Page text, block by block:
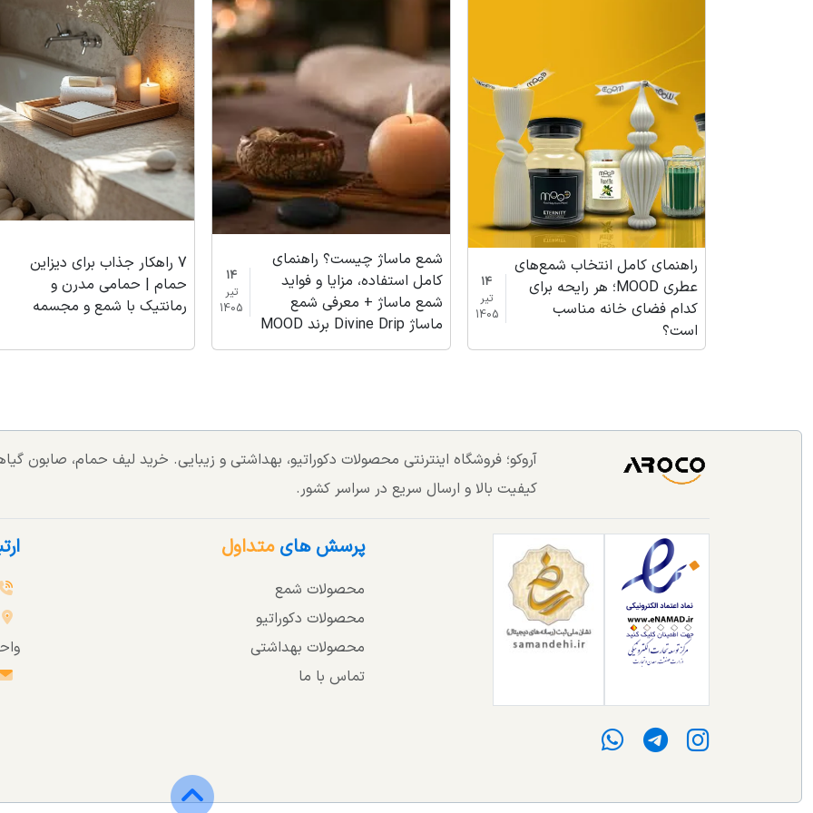
راهنمای کامل انتخاب شمع‌های
عطری MOOD؛ هر رایحه برای
کدام فضای خانه مناسب
است؟
14
تیر
1405
شمع ماساژ چیست؟ راهنمای
کامل استفاده، مزایا و فواید
شمع ماساژ + معرفی شمع
ماساژ Divine Drip برند MOOD
14
تیر
1405
7 راهکار جذاب برای دیزاین
حمام | حمامی مدرن و
رمانتیک با شمع و مجسمه
آروکو؛ فروشگاه اینترنتی محصولات دکوراتیو، بهداشتی و زیبایی. خرید لیف حمام، صابون
کیفیت بالا و ارسال سریع در سراسر کشور.
پرسش هایمتداول
محصولات شمع
محصولات دکوراتیو
محصولات بهداشتی
تماس با ما
واحد